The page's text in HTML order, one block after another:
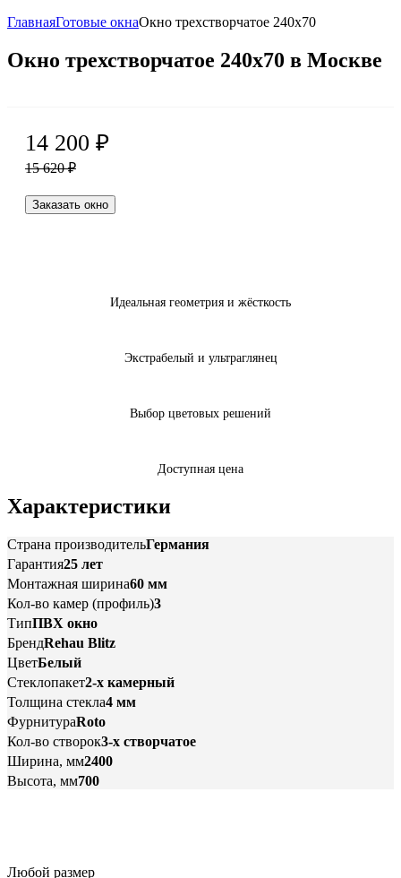
ГлавнаяГотовые окнаОкно трехстворчатое 240x70
Окно трехстворчатое 240x70 в Москве
14 200 ₽
15 620₽
Заказать окно
Идеальная геометрия и жёсткость
Экстрабелый и ультраглянец
Выбор цветовых решений
Доступная цена
Характеристики
Страна производительГермания
Гарантия25 лет
Монтажная ширина60 мм
Кол-во камер (профиль)3
ТипПВХ окно
БрендRehau Blitz
ЦветБелый
Стеклопакет2-х камерный
Толщина стекла4 мм
ФурнитураRoto
Кол-во створок3-х створчатое
Ширина, мм2400
Высота, мм700
Любой размер